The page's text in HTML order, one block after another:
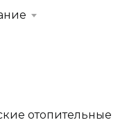
отопительные